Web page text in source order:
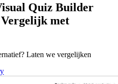
Quiz Builder
met
Laten we vergelijken